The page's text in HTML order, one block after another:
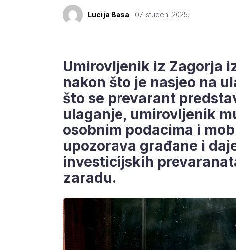
Lucija Basa 07. studeni 2025.
Umirovljenik iz Zagorja
nakon što je nasjeo na
što se prevarant
ulaganje, umirovljenik
osobnim podacima i
upozorava građane i
investicijskih
zaradu.